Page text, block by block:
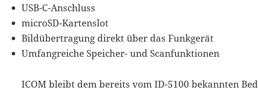
USB-C-Anschluss
microSD-Kartenslot
Bildübertragung direkt über das Funkgerät
Umfangreiche Speicher- und Scanfunktionen
ICOM bleibt dem bereits vom ID-5100 bekannten